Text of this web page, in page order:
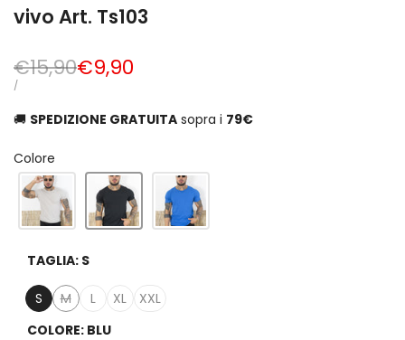
vivo Art. Ts103
Prezzo
normale
€15,90Prezzo
vendita
€9,90
PREZZO
/PER
🚚 SPEDIZIONE GRATUITA sopra i 79€
Colore
TAGLIA: S
S
Variante
esaurita
M L XL
XXL
COLORE: BLU